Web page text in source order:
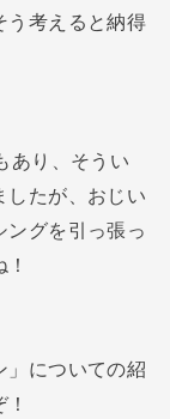
う考えると納得
あり、そうい
したが、おじい
ングを引っ張っ
」についての紹